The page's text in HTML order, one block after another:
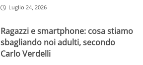
Luglio 24, 2026
Ragazzi e smartphone: cosa stiamo
sbagliando noi adulti, secondo
Carlo Verdelli